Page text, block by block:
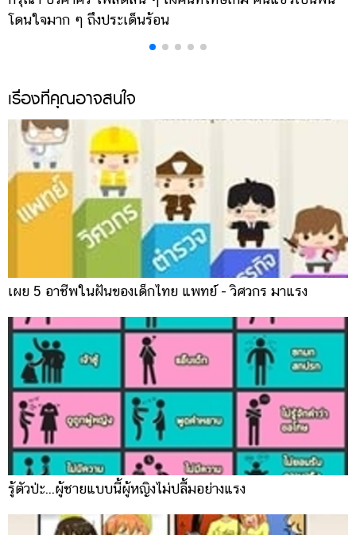
แต่งงาน
สัตว์
เลี้ยง
Infographic
บริการ
แอปฯ
คอร์ส
ออนไลน์
เรียน
เลข
ออนไลน์
ติดต่อ
โฆษณา
แจ้ง
ปัญหา
ร่วม
กับ
โดนใจมาก ๆ ถึงประเด็นร้อน
เรื่องที่คุณอาจสนใจ
เผย 5 อาชีพในฝันของเด็กไทย แพทย์ - วิศวกร มาแรง
รู้ตัวป่ะ...ผู้ชายแบบนี้ผู้หญิงไม่ปลื้มอย่างแรง